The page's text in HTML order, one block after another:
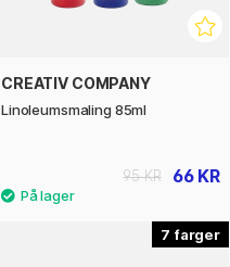
CREATIV COMPANY
Linoleumsmaling 85ml
66 KR
95 KR
7